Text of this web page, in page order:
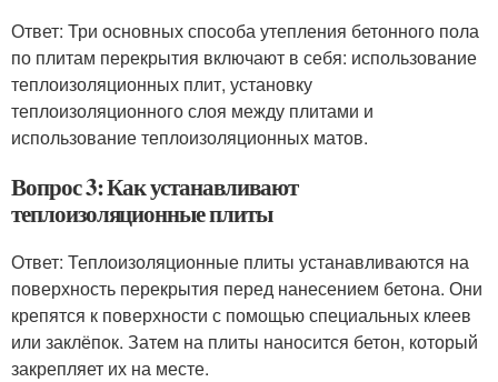
Ответ: Три основных способа утепления бетонного пола
по плитам перекрытия включают в себя: использование
теплоизоляционных плит, установку
теплоизоляционного слоя между плитами и
использование теплоизоляционных матов.
Вопрос 3: Как устанавливают
теплоизоляционные плиты
Ответ: Теплоизоляционные плиты устанавливаются на
поверхность перекрытия перед нанесением бетона. Они
крепятся к поверхности с помощью специальных клеев
или заклёпок. Затем на плиты наносится бетон, который
закрепляет их на месте.